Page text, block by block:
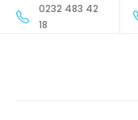
0232 483 42
18